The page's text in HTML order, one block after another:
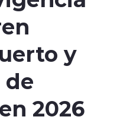
y
de
2026